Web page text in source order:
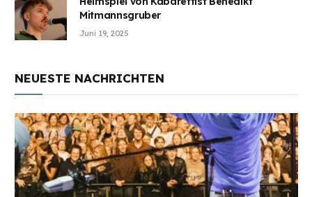
Mitmannsgruber
Juni 19, 2025
NEUESTE NACHRICHTEN